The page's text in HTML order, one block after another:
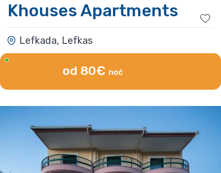
Khouses Apartments
Lefkada, Lefkas
od 80€ noć